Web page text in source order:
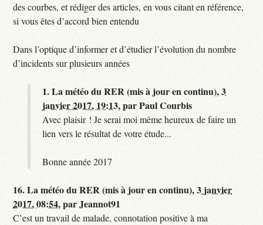
des courbes, et rédiger des articles, en vous citant en référence,
si vous êtes d’accord bien entendu
Dans l’optique d’informer et d’étudier l’évolution du nombre
d’incidents sur plusieurs années
1.La météo du RER (mis à jour en continu),3
janvier 2017, 19:13,parPaul Courbis
Avec plaisir ! Je serai moi même heureux de faire un
lien vers le résultat de votre étude...
Bonne année 2017
16.La météo du RER (mis à jour en continu),3 janvier
2017, 08:54,parJeannot91
C’est un travail de malade, connotation positive à ma